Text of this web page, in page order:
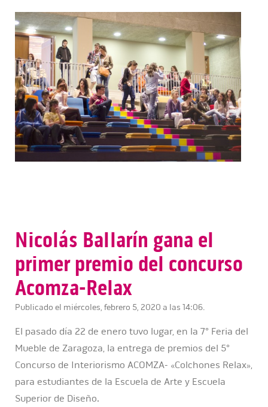
Nicolás Ballarín gana el
primer premio del concurso
Acomza-Relax
Publicado el miércoles, febrero 5, 2020 a las 14:06.
El pasado día 22 de enero tuvo lugar, en la 7° Feria del
Mueble de Zaragoza, la entrega de premios del 5°
Concurso de Interiorismo ACOMZA- «Colchones Relax»,
para estudiantes de la Escuela de Arte y Escuela
Superior de Diseño.